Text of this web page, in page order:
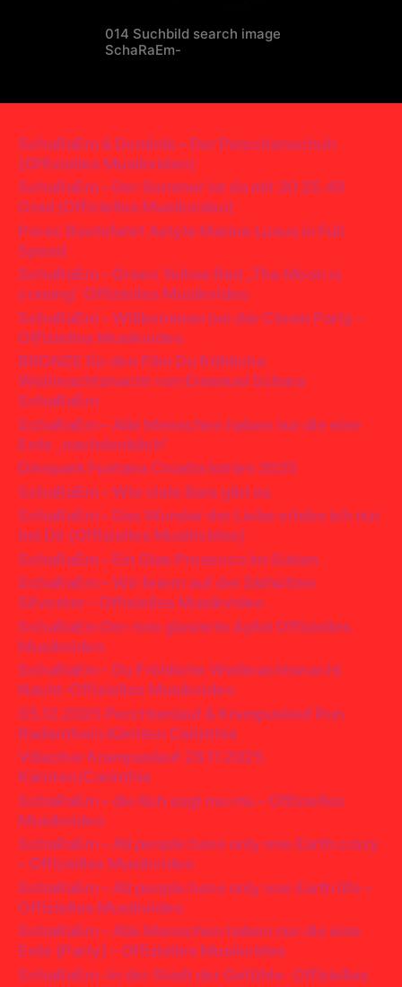
014 Suchbild search image
SchaRaEm-
SchaRaEm & Dominik – Der Patschenschuh
(Offizielles Musikvideo)
SchaRaEm – Der Sommer ist da mit 30 35 40
Grad (Offizielles Musikvideo)
Porec Bootsfahrt Astyle Marine Luxus in Full
Speed
SchaRaEm – Green Yellow Red „The Moon is
coming“ Offizielles Musikvideo
SchaRaEm – Willkommen bei der Clown Party –
Offizielles Musikvideo
BRONZE für den Film Du fröhliche
Weihnachtsnacht von Emanuel Schara
SchaRaEm
SchaRaEm – Alle Menschen haben nur die eine
Erde „nachdenklich“
Dinopark Funtana Croatia Istrien 2025
SchaRaEm – Wie viele Bars gibt es
SchaRaEm – Das Wunder der Liebe erlebe ich nur
bei Dir (Offizielles Musikvideo)
SchaRaEm – Ein Glas Prosecco im Süden
SchaRaEm – Wir feiern auf der Skihütten
Silvester – Offizielles Musikvideo
SchaRaEm Der rote glasierte Apfel Offizielles
Musikvideo
SchaRaEm – Du Fröhliche Weihnachtsnacht
Nacht-Offizielles Musikvideo
05.12.2025 Perchtenlauf & Krampuslauf Run
Radenthein Kärnten Carinthia
Villacher Krampuslauf 28.11.2025
Kärnten/Carinthia
SchaRaEm – die Kuh sagt mu mu – Offizielles
Musikvideo
SchaRaEm – All people have only one Earth crazy
– Offizielles Musikvideo
SchaRaEm – All people have only one Earth life –
Offizielles Musikvideo
SchaRaEm – Alle Menschen haben nur die eine
Erde (Party) – Offizielles Musikvideo
SchaRaEm -In der Stadt der Gefühle- Offizielles